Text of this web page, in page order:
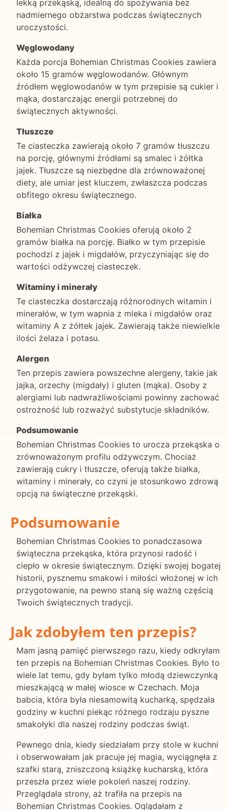
lekką przekąską, idealną do spożywania bez
nadmiernego obżarstwa podczas świątecznych
uroczystości.
Węglowodany
Każda porcja Bohemian Christmas Cookies zawiera
około 15 gramów węglowodanów. Głównym
źródłem węglowodanów w tym przepisie są cukier i
mąka, dostarczając energii potrzebnej do
świątecznych aktywności.
Tłuszcze
Te ciasteczka zawierają około 7 gramów tłuszczu
na porcję, głównymi źródłami są smalec i żółtka
jajek. Tłuszcze są niezbędne dla zrównoważonej
diety, ale umiar jest kluczem, zwłaszcza podczas
obfitego okresu świątecznego.
Białka
Bohemian Christmas Cookies oferują około 2
gramów białka na porcję. Białko w tym przepisie
pochodzi z jajek i migdałów, przyczyniając się do
wartości odżywczej ciasteczek.
Witaminy i minerały
Te ciasteczka dostarczają różnorodnych witamin i
minerałów, w tym wapnia z mleka i migdałów oraz
witaminy A z żółtek jajek. Zawierają także niewielkie
ilości żelaza i potasu.
Alergen
Ten przepis zawiera powszechne alergeny, takie jak
jajka, orzechy (migdały) i gluten (mąka). Osoby z
alergiami lub nadwrażliwościami powinny zachować
ostrożność lub rozważyć substytucje składników.
Podsumowanie
Bohemian Christmas Cookies to urocza przekąska o
zrównoważonym profilu odżywczym. Chociaż
zawierają cukry i tłuszcze, oferują także białka,
witaminy i minerały, co czyni je stosunkowo zdrową
opcją na świąteczne przekąski.
Podsumowanie
Bohemian Christmas Cookies to ponadczasowa
świąteczna przekąska, która przynosi radość i
ciepło w okresie świątecznym. Dzięki swojej bogatej
historii, pysznemu smakowi i miłości włożonej w ich
przygotowanie, na pewno staną się ważną częścią
Twoich świątecznych tradycji.
Jak zdobyłem ten przepis?
Mam jasną pamięć pierwszego razu, kiedy odkryłam
ten przepis na Bohemian Christmas Cookies. Było to
wiele lat temu, gdy byłam tylko młodą dziewczynką
mieszkającą w małej wiosce w Czechach. Moja
babcia, która była niesamowitą kucharką, spędzała
godziny w kuchni piekąc różnego rodzaju pyszne
smakołyki dla naszej rodziny podczas świąt.
Pewnego dnia, kiedy siedziałam przy stole w kuchni
i obserwowałam jak pracuje jej magia, wyciągnęła z
szafki starą, zniszczoną książkę kucharską, która
przeszła przez wiele pokoleń naszej rodziny.
Przeglądała strony, aż trafiła na przepis na
Bohemian Christmas Cookies. Oglądałam z